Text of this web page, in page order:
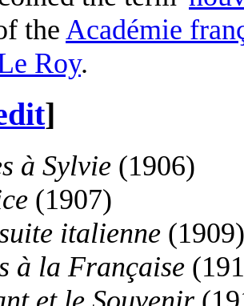
the Académie
Roy.
]
à Sylvie (1906)
(1907)
italienne (1909)
à la Française